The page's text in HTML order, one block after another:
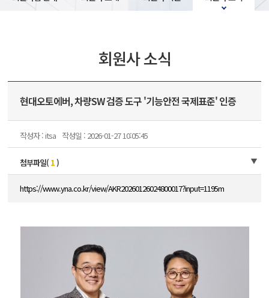
회원사 소식
현대오토에버, 차량SW 검증 도구 '기능안전 국제표준' 인증
작성자 : itsa 작성일 : 2026-01-27 10:05:45
첨부파일( 1 )
https://www.yna.co.kr/view/AKR20260126024800017?input=1195m